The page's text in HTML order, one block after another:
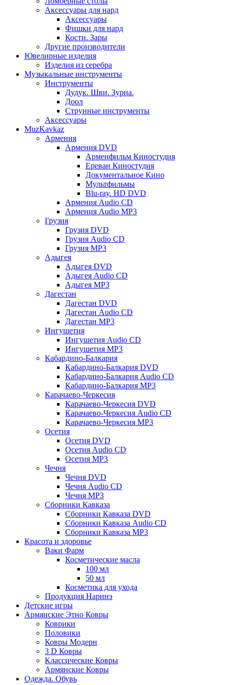
Аксессуары для нард
Аксессуары
Фишки для нард
Кости. Зары
Другие производители
Ювелирные изделия
Изделия из серебра
Музыкальные инструменты
Инструменты
Дудук. Шви. Зурна.
Доол
Струнные инструменты
Аксессуары
MuzKavkaz
Армения
Армения DVD
Арменфильм Киностудия
Ереван Киностудия
Документальное Кино
Мультфильмы
Blu-ray. HD DVD
Армения Audio CD
Армения Audio MP3
Грузия
Грузия DVD
Грузия Audio CD
Грузия MP3
Адыгея
Адыгея DVD
Адыгея Audio CD
Адыгея MP3
Дагестан
Дагестан DVD
Дагестан Audio CD
Дагестан MP3
Ингушетия
Ингушетия Audio CD
Ингушетия MP3
Кабардино-Балкария
Кабардино-Балкария DVD
Кабардино-Балкария Audio CD
Кабардино-Балкария MP3
Карачаево-Черкесия
Карачаево-Черкесия DVD
Карачаево-Черкесия Audio CD
Карачаево-Черкесия MP3
Осетия
Осетия DVD
Осетия Audio CD
Осетия MP3
Чечня
Чечня DVD
Чечня Audio CD
Чечня MP3
Сборники Кавказа
Сборники Кавказа DVD
Сборники Кавказа Audio CD
Сборники Кавказа MP3
Красота и здоровье
Ваки Фарм
Косметические масла
100 мл
50 мл
Косметика для ухода
Продукция Наринэ
Детские игры
Армянские Этно Ковры
Коврики
Половики
Ковры Модерн
3 D Ковры
Классические Ковры
Армянские Ковры
Одежда. Обувь